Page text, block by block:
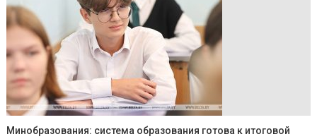
Минобразования: система образования готова к итоговой